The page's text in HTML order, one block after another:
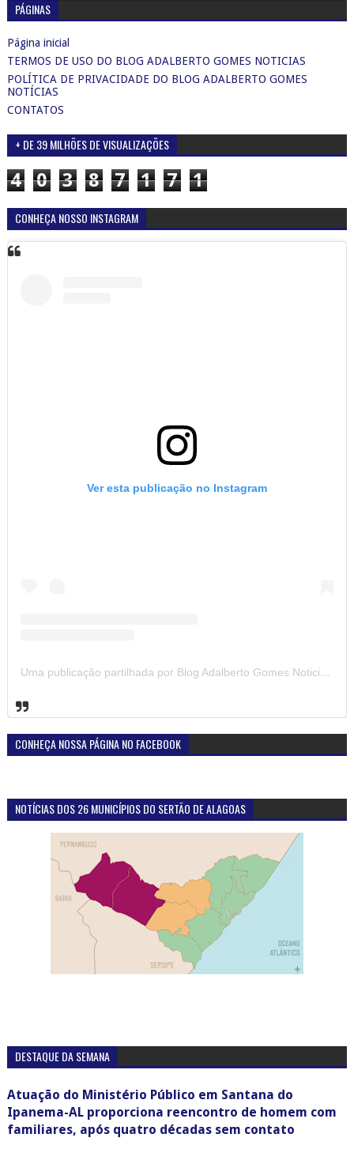
PÁGINAS
Página inicial
TERMOS DE USO DO BLOG ADALBERTO GOMES NOTICIAS
POLÍTICA DE PRIVACIDADE DO BLOG ADALBERTO GOMES
NOTÍCIAS
CONTATOS
+ DE 39 MILHÕES DE VISUALIZAÇÕES
4 0 3 8 7 1 7 1
CONHEÇA NOSSO INSTAGRAM
Ver esta publicação no Instagram
Uma publicação partilhada por Blog Adalberto Gomes Noticias (@blogadalbertogomesnoticiass)
CONHEÇA NOSSA PÁGINA NO FACEBOOK
NOTÍCIAS DOS 26 MUNICÍPIOS DO SERTÃO DE ALAGOAS
DESTAQUE DA SEMANA
Atuação do Ministério Público em Santana do
Ipanema-AL proporciona reencontro de homem com
familiares, após quatro décadas sem contato